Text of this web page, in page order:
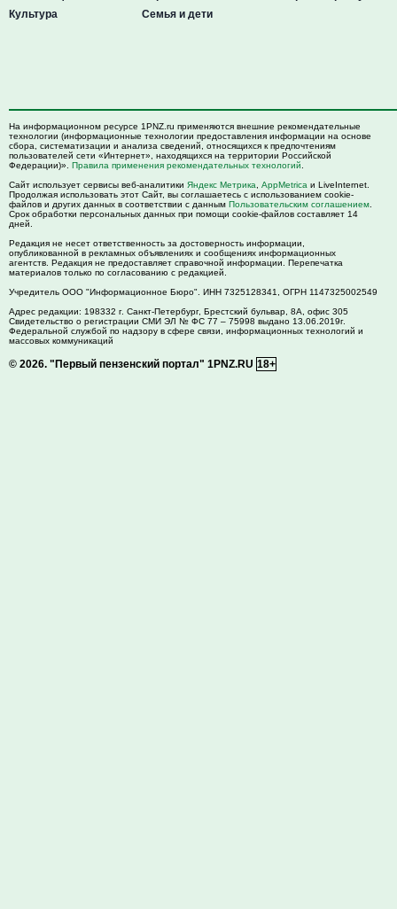
Культура
Семья и дети
На информационном ресурсе 1PNZ.ru применяются внешние рекомендательные
технологии (информационные технологии предоставления информации на основе
сбора, систематизации и анализа сведений, относящихся к предпочтениям
пользователей сети «Интернет», находящихся на территории Российской
Федерации)». Правила применения рекомендательных технологий
Сайт использует сервисы веб-аналитики Яндекс Метрика AppMetrica и LiveInternet.
Продолжая использовать этот Сайт, вы соглашаетесь с использованием cookie-
файлов и других данных в соответствии с данным Пользовательским соглашением
Срок обработки персональных данных при помощи cookie-файлов составляет 14
дней.
Редакция не несет ответственность за достоверность информации,
опубликованной в рекламных объявлениях и сообщениях информационных
агентств. Редакция не предоставляет справочной информации. Перепечатка
материалов только по согласованию с редакцией.
Учредитель ООО "Информационное Бюро". ИНН 7325128341, ОГРН 1147325002549
Адрес редакции: 198332 г. Санкт-Петербург, Брестский бульвар, 8А, офис 305
Свидетельство о регистрации СМИ ЭЛ № ФС 77 – 75998 выдано 13.06.2019г.
Федеральной службой по надзору в сфере связи, информационных технологий и
массовых коммуникаций
© 2026. "Первый пензенский портал" 1PNZ.RU 18+